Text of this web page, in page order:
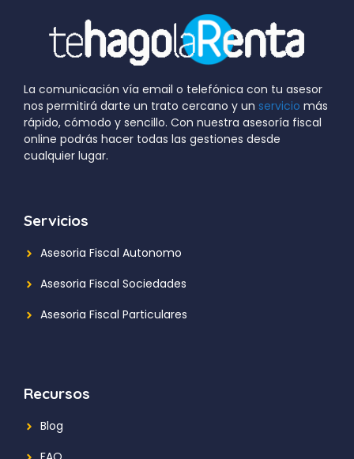
La comunicación vía email o telefónica con tu asesor
nos permitirá darte un trato cercano y un servicio más
rápido, cómodo y sencillo. Con nuestra asesoría fiscal
online podrás hacer todas las gestiones desde
cualquier lugar.
Servicios
Asesoria Fiscal Autonomo
Asesoria Fiscal Sociedades
Asesoria Fiscal Particulares
Recursos
Blog